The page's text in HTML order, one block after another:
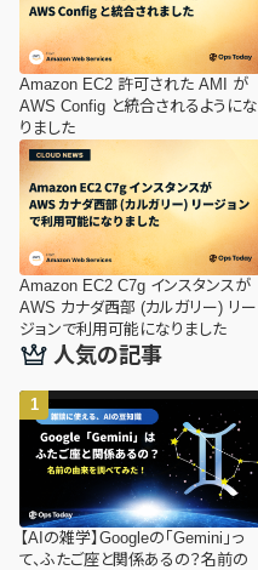
Amazon EC2 許可された AMI が
AWS Config と統合されるようにな
りました
Amazon EC2 C7g インスタンスが
AWS カナダ西部 (カルガリー) リー
ジョンで利用可能になりました
人気の記事
【AIの雑学】Googleの「Gemini」っ
て、ふたご座と関係あるの？名前の